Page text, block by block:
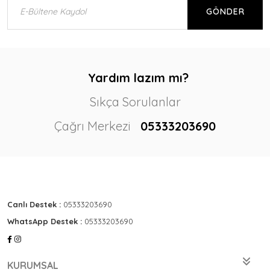
GÖNDER
Yardım lazım mı?
Sıkça Sorulanlar
Çağrı Merkezi
05333203690
Canlı Destek : 05333203690
WhatsApp Destek : 05333203690
KURUMSAL